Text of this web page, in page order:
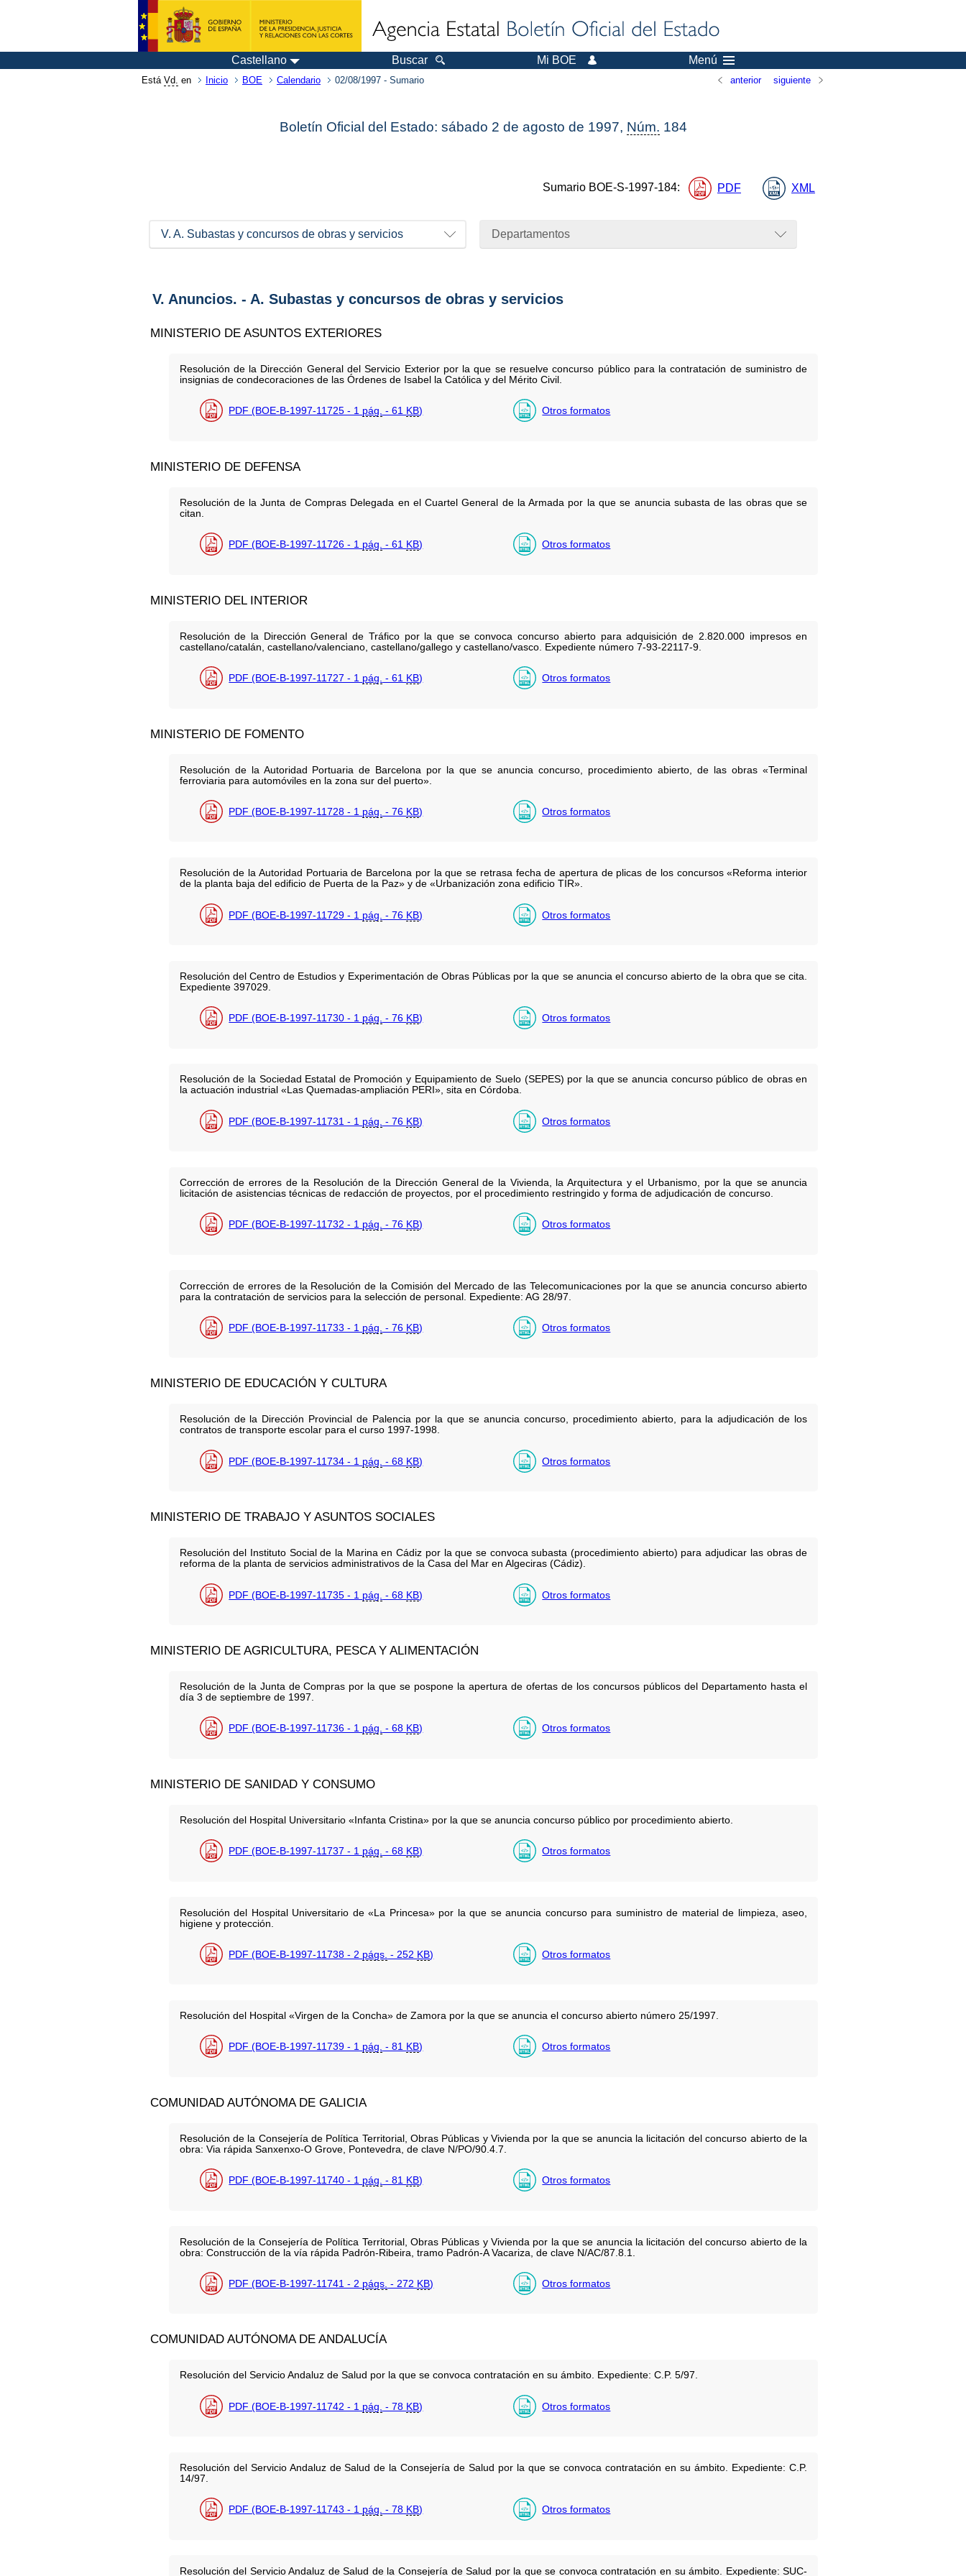
Castellano Buscar Mi BOE Menú
Está Vd. en Inicio BOE Calendario 02/08/1997 - Sumario anterior siguiente
Boletín Oficial del Estado: sábado 2 de agosto de 1997, Núm. 184
Sumario BOE-S-1997-184: PDF XML
V. A. Subastas y concursos de obras y servicios Departamentos
V. Anuncios. - A. Subastas y concursos de obras y servicios
MINISTERIO DE ASUNTOS EXTERIORES
Resolución de la Dirección General del Servicio Exterior por la que se resuelve concurso público para la contratación de suministro de
insignias de condecoraciones de las Órdenes de Isabel la Católica y del Mérito Civil.
PDF (BOE-B-1997-11725 - 1 pág. - 61 KB) Otros formatos
MINISTERIO DE DEFENSA
Resolución de la Junta de Compras Delegada en el Cuartel General de la Armada por la que se anuncia subasta de las obras que se
citan.
PDF (BOE-B-1997-11726 - 1 pág. - 61 KB) Otros formatos
MINISTERIO DEL INTERIOR
Resolución de la Dirección General de Tráfico por la que se convoca concurso abierto para adquisición de 2.820.000 impresos en
castellano/catalán, castellano/valenciano, castellano/gallego y castellano/vasco. Expediente número 7-93-22117-9.
PDF (BOE-B-1997-11727 - 1 pág. - 61 KB) Otros formatos
MINISTERIO DE FOMENTO
Resolución de la Autoridad Portuaria de Barcelona por la que se anuncia concurso, procedimiento abierto, de las obras «Terminal
ferroviaria para automóviles en la zona sur del puerto».
PDF (BOE-B-1997-11728 - 1 pág. - 76 KB) Otros formatos
Resolución de la Autoridad Portuaria de Barcelona por la que se retrasa fecha de apertura de plicas de los concursos «Reforma interior
de la planta baja del edificio de Puerta de la Paz» y de «Urbanización zona edificio TIR».
PDF (BOE-B-1997-11729 - 1 pág. - 76 KB) Otros formatos
Resolución del Centro de Estudios y Experimentación de Obras Públicas por la que se anuncia el concurso abierto de la obra que se cita.
Expediente 397029.
PDF (BOE-B-1997-11730 - 1 pág. - 76 KB) Otros formatos
Resolución de la Sociedad Estatal de Promoción y Equipamiento de Suelo (SEPES) por la que se anuncia concurso público de obras en
la actuación industrial «Las Quemadas-ampliación PERI», sita en Córdoba.
PDF (BOE-B-1997-11731 - 1 pág. - 76 KB) Otros formatos
Corrección de errores de la Resolución de la Dirección General de la Vivienda, la Arquitectura y el Urbanismo, por la que se anuncia
licitación de asistencias técnicas de redacción de proyectos, por el procedimiento restringido y forma de adjudicación de concurso.
PDF (BOE-B-1997-11732 - 1 pág. - 76 KB) Otros formatos
Corrección de errores de la Resolución de la Comisión del Mercado de las Telecomunicaciones por la que se anuncia concurso abierto
para la contratación de servicios para la selección de personal. Expediente: AG 28/97.
PDF (BOE-B-1997-11733 - 1 pág. - 76 KB) Otros formatos
MINISTERIO DE EDUCACIÓN Y CULTURA
Resolución de la Dirección Provincial de Palencia por la que se anuncia concurso, procedimiento abierto, para la adjudicación de los
contratos de transporte escolar para el curso 1997-1998.
PDF (BOE-B-1997-11734 - 1 pág. - 68 KB) Otros formatos
MINISTERIO DE TRABAJO Y ASUNTOS SOCIALES
Resolución del Instituto Social de la Marina en Cádiz por la que se convoca subasta (procedimiento abierto) para adjudicar las obras de
reforma de la planta de servicios administrativos de la Casa del Mar en Algeciras (Cádiz).
PDF (BOE-B-1997-11735 - 1 pág. - 68 KB) Otros formatos
MINISTERIO DE AGRICULTURA, PESCA Y ALIMENTACIÓN
Resolución de la Junta de Compras por la que se pospone la apertura de ofertas de los concursos públicos del Departamento hasta el
día 3 de septiembre de 1997.
PDF (BOE-B-1997-11736 - 1 pág. - 68 KB) Otros formatos
MINISTERIO DE SANIDAD Y CONSUMO
Resolución del Hospital Universitario «Infanta Cristina» por la que se anuncia concurso público por procedimiento abierto.
PDF (BOE-B-1997-11737 - 1 pág. - 68 KB) Otros formatos
Resolución del Hospital Universitario de «La Princesa» por la que se anuncia concurso para suministro de material de limpieza, aseo,
higiene y protección.
PDF (BOE-B-1997-11738 - 2 págs. - 252 KB) Otros formatos
Resolución del Hospital «Virgen de la Concha» de Zamora por la que se anuncia el concurso abierto número 25/1997.
PDF (BOE-B-1997-11739 - 1 pág. - 81 KB) Otros formatos
COMUNIDAD AUTÓNOMA DE GALICIA
Resolución de la Consejería de Política Territorial, Obras Públicas y Vivienda por la que se anuncia la licitación del concurso abierto de la
obra: Via rápida Sanxenxo-O Grove, Pontevedra, de clave N/PO/90.4.7.
PDF (BOE-B-1997-11740 - 1 pág. - 81 KB) Otros formatos
Resolución de la Consejería de Política Territorial, Obras Públicas y Vivienda por la que se anuncia la licitación del concurso abierto de la
obra: Construcción de la vía rápida Padrón-Ribeira, tramo Padrón-A Vacariza, de clave N/AC/87.8.1.
PDF (BOE-B-1997-11741 - 2 págs. - 272 KB) Otros formatos
COMUNIDAD AUTÓNOMA DE ANDALUCÍA
Resolución del Servicio Andaluz de Salud por la que se convoca contratación en su ámbito. Expediente: C.P. 5/97.
PDF (BOE-B-1997-11742 - 1 pág. - 78 KB) Otros formatos
Resolución del Servicio Andaluz de Salud de la Consejería de Salud por la que se convoca contratación en su ámbito. Expediente: C.P.
14/97.
PDF (BOE-B-1997-11743 - 1 pág. - 78 KB) Otros formatos
Resolución del Servicio Andaluz de Salud de la Consejería de Salud por la que se convoca contratación en su ámbito. Expediente: SUC-